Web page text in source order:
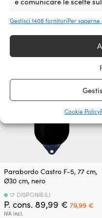
Gestisci 1408 fornitoriPer saperne
Cookie Policy
31,18€
Parabordo Castro F-5, 77 cm,
Ø30 cm, nero
P. cons. 89,99 € Il
prezzo
79,99 €
IVA incl.
17 DISPONIBILI